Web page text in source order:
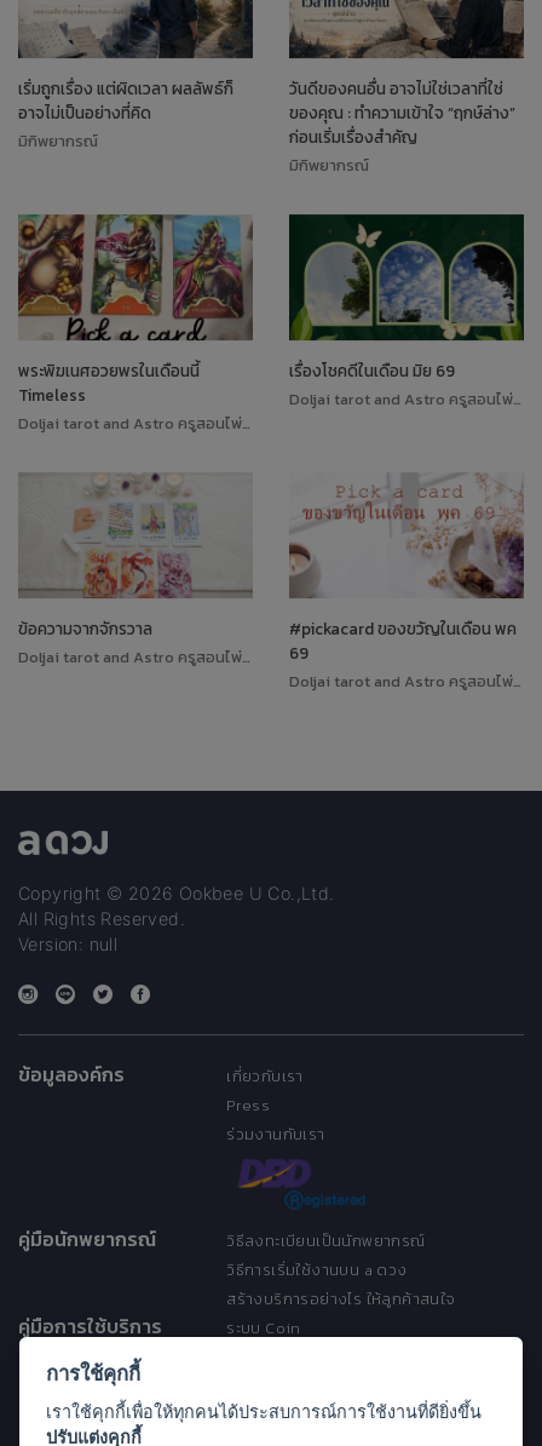
เริ่มถูกเรื่อง แต่ผิดเวลา ผลลัพธ์ก็
อาจไม่เป็นอย่างที่คิด
มิกิพยากรณ์
วันดีของคนอื่น อาจไม่ใช่เวลาที่ใช่
ของคุณ : ทำความเข้าใจ “ฤกษ์ล่าง”
ก่อนเริ่มเรื่องสำคัญ
มิกิพยากรณ์
พระพิฆเนศอวยพรในเดือนนี้
Timeless
Doljai tarot and Astro ครูสอนไพ่ทาโรต์
เรื่องโชคดีในเดือน มิย 69
Doljai tarot and Astro ครูสอนไพ่ทาโรต์
ข้อความจากจักรวาล
Doljai tarot and Astro ครูสอนไพ่ทาโรต์
#pickacard ของขวัญในเดือน พค
69
Doljai tarot and Astro ครูสอนไพ่ทาโรต์
Copyright © 2026 Ookbee U Co.,Ltd.
All Rights Reserved.
Version: null
ข้อมูลองค์กร
เกี่ยวกับเรา
Press
ร่วมงานกับเรา
คู่มือนักพยากรณ์
วิธีลงทะเบียนเป็นนักพยากรณ์
วิธีการเริ่มใช้งานบน a ดวง
สร้างบริการอย่างไร ให้ลูกค้าสนใจ
คู่มือการใช้บริการ
ระบบ Coin
ประกาศการคุ้มครองข้อมูลส่วนบุคคล
การใช้คุกกี้
เราใช้คุกกี้เพื่อให้ทุกคนได้ประสบการณ์การใช้งานที่ดียิ่งขึ้น
ปรับแต่งคุกกี้